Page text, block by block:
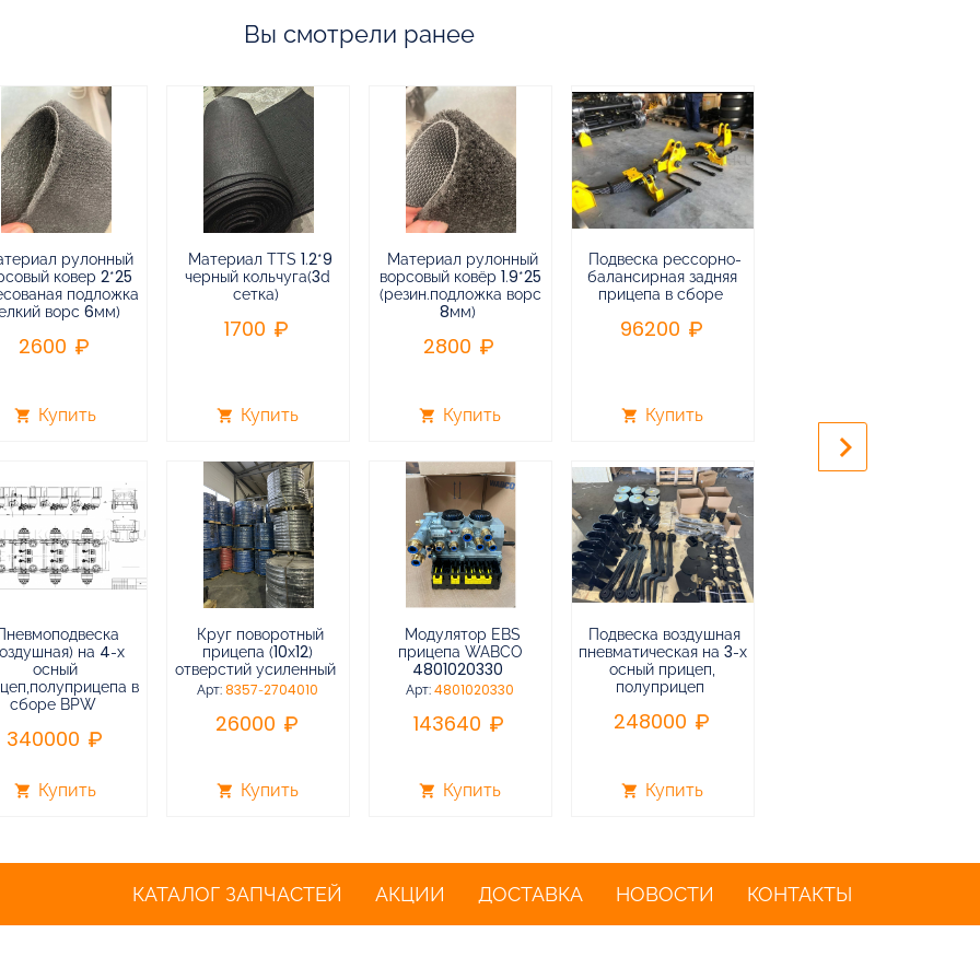
Вы смотрели ранее
рулонный
ковер 2*25
подложка
ворс 6мм)
2600
shopping_cart Купить
на 4-х
осный
в
сборе BPW
340000
shopping_cart Купить
Материал TTS 1.2*9
черный кольчуга(3d
сетка)
1700
shopping_cart Купить
Круг поворотный
прицепа (10х12)
отверстий усиленный
Арт:8357-2704010
26000
shopping_cart Купить
Материал рулонный
ворсовый ковёр 1.9*25
(резин.подложка ворс
8мм)
2800
shopping_cart Купить
Модулятор EBS
прицепа WABCO
4801020330
Арт:4801020330
143640
shopping_cart Купить
Подвеска рессорно-
балансирная задняя
прицепа в сборе
96200
shopping_cart Купить
Подвеска воздушная
пневматическая на 3-х
осный прицеп,
полуприцеп
248000
shopping_cart Купить
keyboard_arrow_right
КАТАЛОГ ЗАПЧАСТЕЙ АКЦИИ ДОСТАВКА НОВОСТИ КОНТАКТЫ